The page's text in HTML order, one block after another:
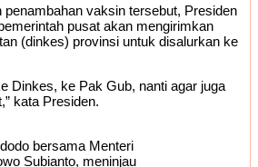
penambahan vaksin tersebut, Presiden
pusat akan mengirimkan
(dinkes) provinsi untuk disalurkan ke
Dinkes, ke Pak Gub, nanti agar juga
kata Presiden.
bersama Menteri
Subianto, meninjau